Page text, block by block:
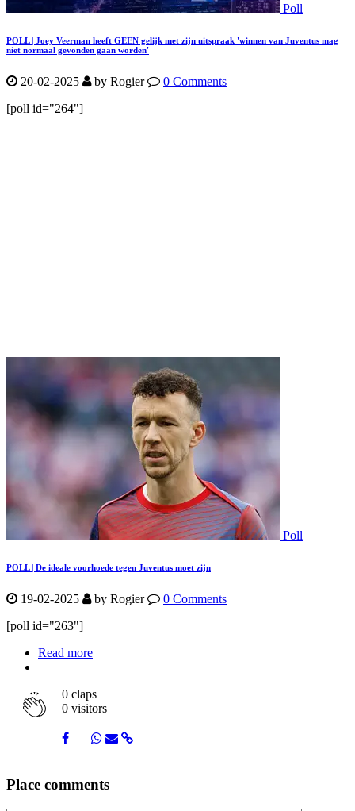
Poll
POLL | Joey Veerman heeft GEEN gelijk met zijn uitspraak 'winnen van Juventus mag
niet normaal gevonden gaan worden'
20-02-2025 by Rogier
0 Comments
[poll id="264"]
Poll
POLL | De ideale voorhoede tegen Juventus moet zijn
19-02-2025 by Rogier
0 Comments
[poll id="263"]
Read more
0 claps
0 visitors
Share
on
Share
on
Share
on
ShareShare
Place comments